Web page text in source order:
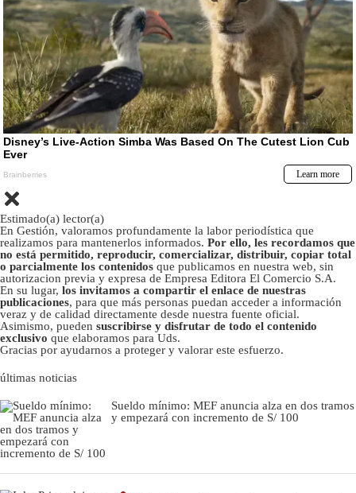
Estimado(a) lector(a)
En Gestión, valoramos profundamente la labor periodística que
realizamos para mantenerlos informados. Por ello, les recordamos que
no está permitido, reproducir, comercializar, distribuir, copiar total
o parcialmente los contenidos que publicamos en nuestra web, sin
autorizacion previa y expresa de Empresa Editora El Comercio S.A.
En su lugar, los invitamos a compartir el enlace de nuestras
publicaciones, para que más personas puedan acceder a información
veraz y de calidad directamente desde nuestra fuente oficial.
Asimismo, pueden suscribirse y disfrutar de todo el contenido
exclusivo que elaboramos para Uds.
Gracias por ayudarnos a proteger y valorar este esfuerzo.
últimas noticias
Sueldo mínimo: MEF anuncia alza en dos tramos
y empezará con incremento de S/ 100